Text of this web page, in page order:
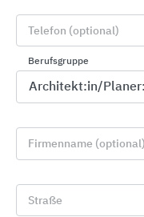
Telefon (optional)
Berufsgruppe
Firmenname (optional)
Straße